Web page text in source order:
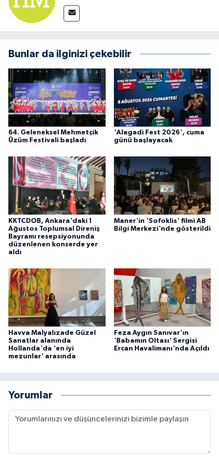
Bunlar da ilginizi çekebilir
64. Geleneksel Mehmetçik
Üzüm Festivali başladı
'Alagadi Fest 2026', cuma
günü başlayacak
KKTCDOB, Ankara'daki 1
Ağustos Toplumsal Direniş
Bayramı resepsiyonunda
düzenlenen konserde yer
aldı
Maner'in 'Sofoklis' filmi AB
Bilgi Merkezi'nde gösterildi
Havva Malyalızade Güzel
Sanatlar alanında
Hollanda'da 'en iyi
mezunlar' arasında
Feza Aygın Sanıvar'ın
'Babamın Oltası' Sergisi
Ercan Havalimanı'nda Açıldı
Yorumlar